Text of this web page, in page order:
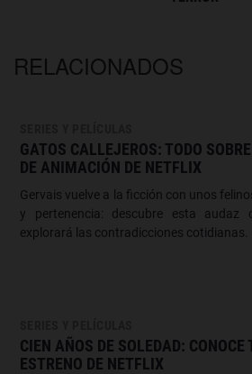
RELACIONADOS
GATOS CALLEJEROS: TODO
DE ANIMACIÓN DE NETFLIX
Gervais vuelve a la ficción con unos
y pertenencia: descubre esta audaz
explorará las contradicciones cotidianas.
CIEN AÑOS DE SOLEDAD: CONOCE
ESTRENO DE NETFLIX